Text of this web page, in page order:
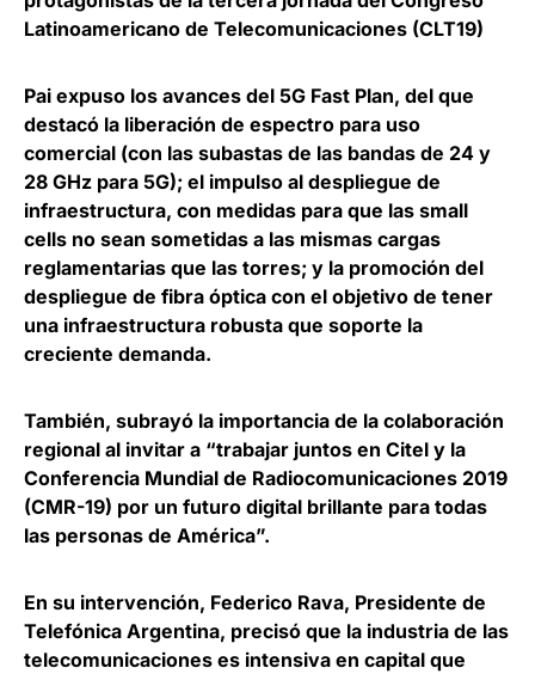
Latinoamericano de Telecomunicaciones (CLT19)
Pai expuso los avances del 5G Fast Plan, del que
destacó la liberación de espectro para uso
comercial (con las subastas de las bandas de 24 y
28 GHz para 5G); el impulso al despliegue de
infraestructura, con medidas para que las small
cells no sean sometidas a las mismas cargas
reglamentarias que las torres; y la promoción del
despliegue de fibra óptica con el objetivo de tener
una infraestructura robusta que soporte la
creciente demanda.
También, subrayó la importancia de la colaboración
regional al invitar a “trabajar juntos en Citel y la
Conferencia Mundial de Radiocomunicaciones 2019
(CMR-19) por un futuro digital brillante para todas
las personas de América”.
En su intervención, Federico Rava, Presidente de
Telefónica Argentina, precisó que la industria de las
telecomunicaciones es intensiva en capital que